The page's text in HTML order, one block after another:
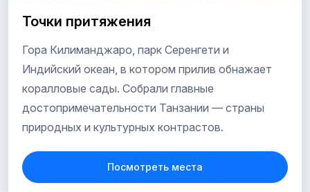
Точки притяжения
Гора Килиманджаро, парк Серенгети и
Индийский океан, в котором прилив обнажает
коралловые сады. Собрали главные
достопримечательности Танзании — страны
природных и культурных контрастов.
Посмотреть места